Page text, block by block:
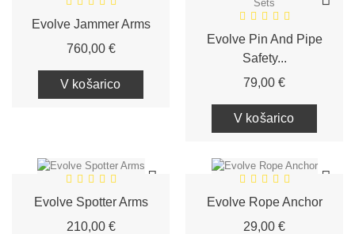
Evolve Jammer Arms
760,00 €Cena
V košarico
Evolve Pin And Pipe
Safety...
79,00 €Cena
V košarico
Evolve Spotter Arms
210,00 €Cena
Evolve Rope Anchor
29,00 €Cena